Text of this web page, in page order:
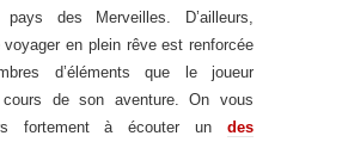
des Merveilles. D’ailleurs,
voyager en plein rêve est renforcée
d’éléments que le joueur
cours de son aventure. On vous
fortement à écouter un des